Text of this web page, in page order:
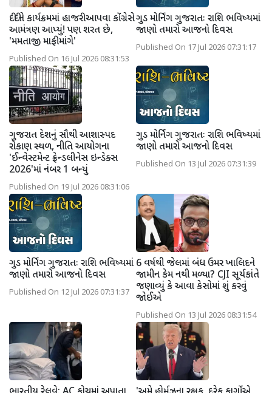
દીદીને કાર્યક્રમમાં હાજરી આપવા કોંગ્રેસે
આમંત્રણ આપ્યું! પણ શરત છે,
'મમતાજી માફી માંગે'
Published On 16 Jul 2026 08:31:53
ગુડ મોર્નિંગ ગુજરાતઃ રાશિ ભવિષ્યમાં
જાણો તમારો આજનો દિવસ
Published On 17 Jul 2026 07:31:17
ગુજરાત દેશનું સૌથી આશાસ્પદ
રોકાણ સ્થળ, નીતિ આયોગના
'ઈન્વેસ્ટમેન્ટ ફ્રેન્ડલીનેસ ઇન્ડેક્સ
2026'માં નંબર 1 બન્યું
Published On 19 Jul 2026 08:31:06
ગુડ મોર્નિંગ ગુજરાતઃ રાશિ ભવિષ્યમાં
જાણો તમારો આજનો દિવસ
Published On 13 Jul 2026 07:31:39
ગુડ મોર્નિંગ ગુજરાતઃ રાશિ ભવિષ્યમાં
જાણો તમારો આજનો દિવસ
Published On 12 Jul 2026 07:31:37
6 વર્ષથી જેલમાં બંધ ઉમર ખાલિદને
જામીન કેમ નથી મળ્યા? CJI સૂર્યકાંતે
જણાવ્યું કે આવા કેસોમાં શું કરવું
જોઈએ
Published On 13 Jul 2026 08:31:54